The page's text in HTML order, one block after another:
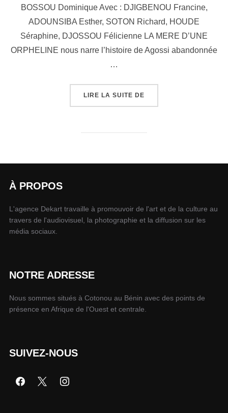
BOSSOU Dominique Avec : DJIGBENOU Francine,
ADOUNSIBA Esther, SOTON Richard, HOUDE
Séraphine, DJOSSOU Félicienne LA MERE D’UNE
ORPHELINE nous narre l’histoire de Agossi abandonnée
…
LIRE LA SUITE DE
À PROPOS
L'agence Dekart travaille à promouvoir de l'art et de la culture au
travers de l'audiovisuel, la photographie et la diffusion sur les
média sociaux.
NOTRE ADRESSE
Nous sommes situés à Cotonou au Bénin avec des points de
présence en Afrique de l'Ouest et centrale.
SUIVEZ-NOUS